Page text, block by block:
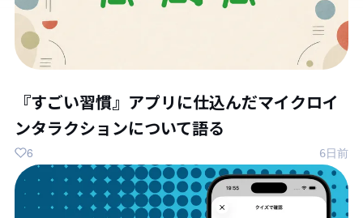
『すごい習慣』アプリに仕込んだマイクロイ
ンタラクションについて語る
6日前
6